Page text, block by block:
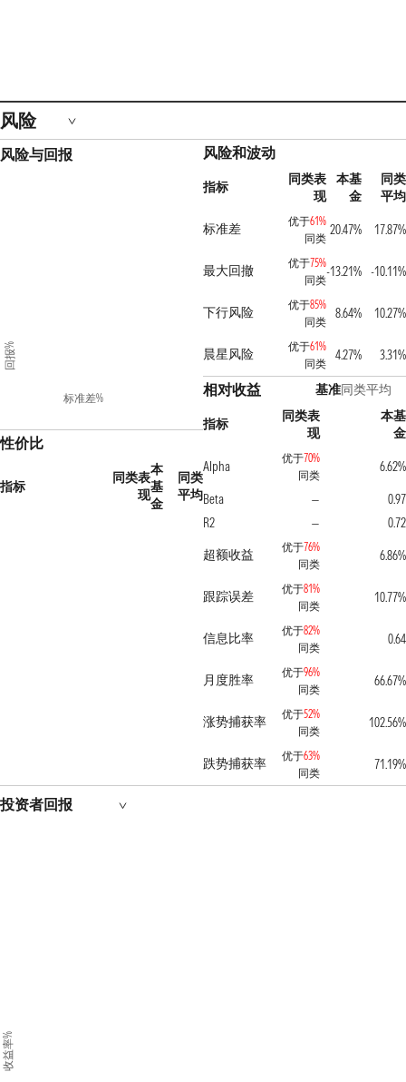
风险
风险与回报
标准差%
回报%
性价比
指标
同类表
现
本
基
金
同类
平均
风险和波动
指标
同类表
现
本基
金
同类
平均
标准差
优于61%
同类
20.47% 17.87%
最大回撤 优于75%
同类
-13.21% -10.11%
下行风险 优于85%
同类
8.64% 10.27%
晨星风险 优于61%
同类
4.27% 3.31%
相对收益 基准同类平均
指标
同类表
现
本基
金
Alpha
优于70%
同类
6.62%
Beta
—
0.97
R2
—
0.72
超额收益
优于76%
同类
6.86%
跟踪误差 优于81%
同类
10.77%
信息比率 优于82%
同类
0.64
月度胜率 优于96%
同类
66.67%
涨势捕获率 优于52%
同类
102.56%
跌势捕获率 优于63%
同类
71.19%
投资者回报
收益率%